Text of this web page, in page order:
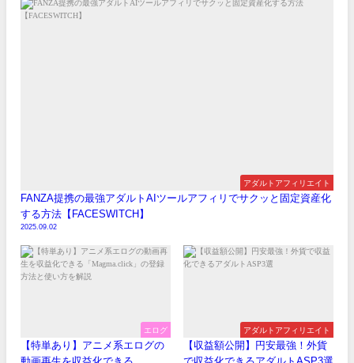
アダルトアフィリエイト
FANZA提携の最強アダルトAIツールアフィリでサクッと固定資産化
する方法【FACESWITCH】
2025.09.02
エログ
【特単あり】アニメ系エログの
アダルトアフィリエイト
【収益額公開】円安最強！外貨